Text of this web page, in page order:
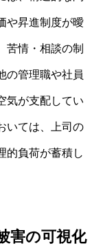
や昇進制度が曖
苦情・相談の制
の管理職や社員
気が支配してい
いては、上司の
的負荷が蓄積し
害の可視化